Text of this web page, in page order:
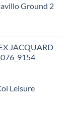
Ground 2
JACQUARD
Leisure